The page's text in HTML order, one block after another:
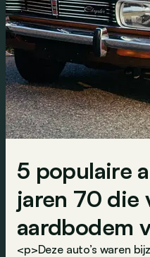
5 populaire
jaren 70 die
aardbodem
<p>Deze auto’s waren